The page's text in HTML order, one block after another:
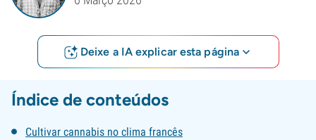
Deixe a IA explicar esta página
Índice de conteúdos
Cultivar cannabis no clima francês